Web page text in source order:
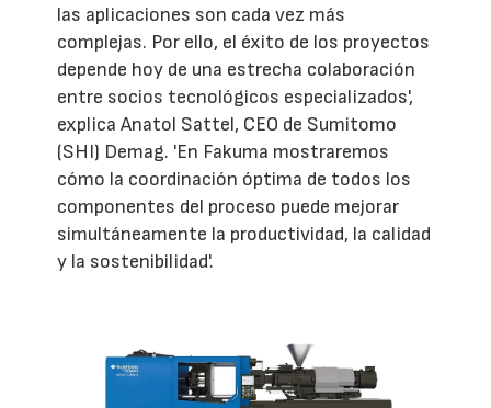
las aplicaciones son cada vez más
complejas. Por ello, el éxito de los proyectos
depende hoy de una estrecha colaboración
entre socios tecnológicos especializados',
explica Anatol Sattel, CEO de Sumitomo
(SHI) Demag. 'En Fakuma mostraremos
cómo la coordinación óptima de todos los
componentes del proceso puede mejorar
simultáneamente la productividad, la calidad
y la sostenibilidad'.